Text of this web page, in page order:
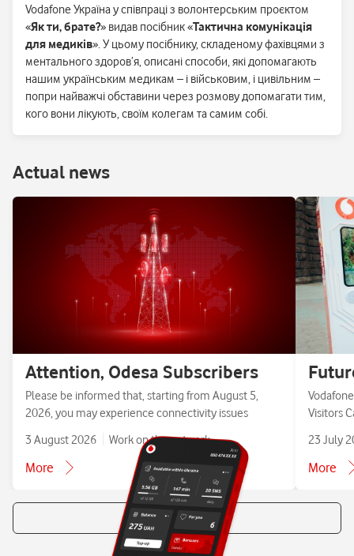
Vodafone Україна у співпраці з волонтерським проєктом
«Як ти, брате?» видав посібник «Тактична комунікація
для медиків». У цьому посібнику, складеному фахівцями з
ментального здоров’я, описані способи, які допомагають
нашим українським медикам – і військовим, і цивільним –
попри найважчі обставини через розмову допомагати тим,
кого вони лікують, своїм колегам та самим собі.
Аctual news
Attention, Odesa Subscribers
Please be informed that, starting from August 5,
2026, you may experience connectivity issues
3 August 2026
Work on the network
More
Visitors
23 July
More
All news